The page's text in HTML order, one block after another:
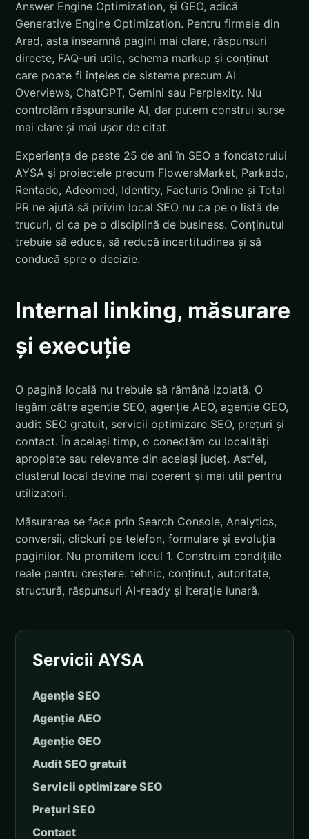
Answer Engine Optimization, și GEO, adică
Generative Engine Optimization. Pentru firmele din
Arad, asta înseamnă pagini mai clare, răspunsuri
directe, FAQ-uri utile, schema markup și conținut
care poate fi înțeles de sisteme precum AI
Overviews, ChatGPT, Gemini sau Perplexity. Nu
controlăm răspunsurile AI, dar putem construi surse
mai clare și mai ușor de citat.
Experiența de peste 25 de ani în SEO a fondatorului
AYSA și proiectele precum FlowersMarket, Parkado,
Rentado, Adeomed, Identity, Facturis Online și Total
PR ne ajută să privim local SEO nu ca pe o listă de
trucuri, ci ca pe o disciplină de business. Conținutul
trebuie să educe, să reducă incertitudinea și să
conducă spre o decizie.
Internal linking, măsurare
și execuție
O pagină locală nu trebuie să rămână izolată. O
legăm către agenție SEO, agenție AEO, agenție GEO,
audit SEO gratuit, servicii optimizare SEO, prețuri și
contact. În același timp, o conectăm cu localități
apropiate sau relevante din același județ. Astfel,
clusterul local devine mai coerent și mai util pentru
utilizatori.
Măsurarea se face prin Search Console, Analytics,
conversii, clickuri pe telefon, formulare și evoluția
paginilor. Nu promitem locul 1. Construim condițiile
reale pentru creștere: tehnic, conținut, autoritate,
structură, răspunsuri AI-ready și iterație lunară.
Servicii AYSA
Agenție SEO
Agenție AEO
Agenție GEO
Audit SEO gratuit
Servicii optimizare SEO
Prețuri SEO
Contact